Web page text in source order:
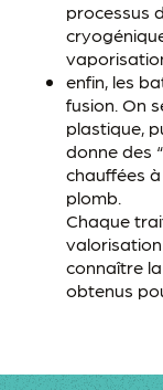
processus
enfin, les
fusion. On
plastique,
donne des
chauffées
plomb.
Chaque
connaître
obtenus